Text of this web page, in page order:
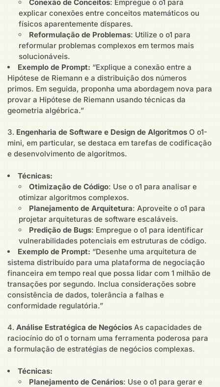
Conexão de Conceitos: Empregue o o1 para
explicar conexões entre conceitos matemáticos ou
físicos aparentemente díspares.
Reformulação de Problemas: Utilize o o1 para
reformular problemas complexos em termos mais
solucionáveis.
Exemplo de Prompt: “Explique a conexão entre a
Hipótese de Riemann e a distribuição dos números
primos. Em seguida, proponha uma abordagem nova para
provar a Hipótese de Riemann usando técnicas da
geometria algébrica.”
Engenharia de Software e Design de Algoritmos O o1-
mini, em particular, se destaca em tarefas de codificação
e desenvolvimento de algoritmos.
Técnicas:
Otimização de Código: Use o o1 para analisar e
otimizar algoritmos complexos.
Planejamento de Arquitetura: Aproveite o o1 para
projetar arquiteturas de software escaláveis.
Predição de Bugs: Empregue o o1 para identificar
vulnerabilidades potenciais em estruturas de código.
Exemplo de Prompt: “Desenhe uma arquitetura de
sistema distribuído para uma plataforma de negociação
financeira em tempo real que possa lidar com 1 milhão de
transações por segundo. Inclua considerações sobre
consistência de dados, tolerância a falhas e
conformidade regulatória.”
Análise Estratégica de Negócios As capacidades de
raciocínio do o1 o tornam uma ferramenta poderosa para
a formulação de estratégias de negócios complexas.
Técnicas:
Planejamento de Cenários: Use o o1 para gerar e